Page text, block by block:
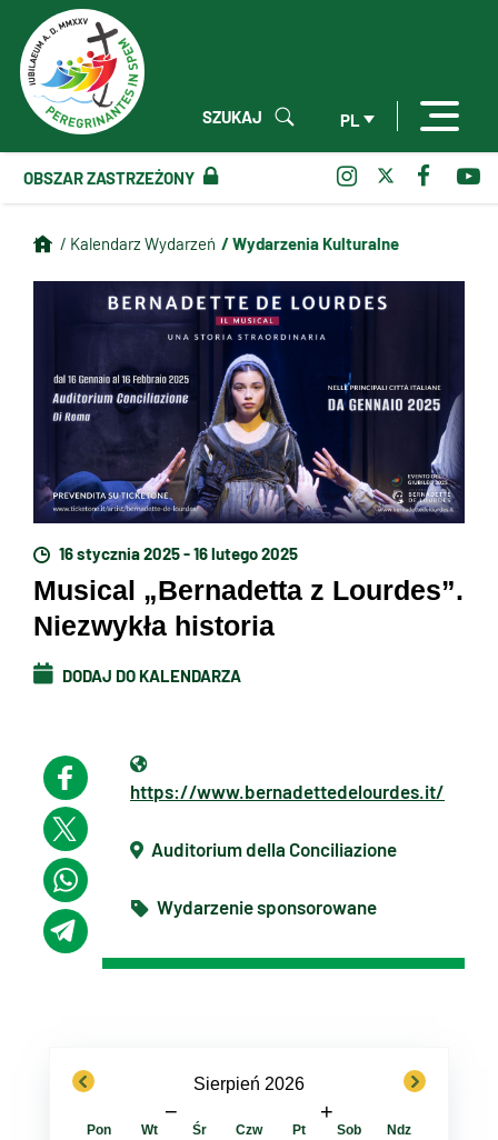
PL
SZUKAJ
OBSZAR ZASTRZEŻONY
/ Kalendarz Wydarzeń / Wydarzenia Kulturalne
16 stycznia 2025 - 16 lutego 2025
Musical „Bernadetta z Lourdes”.
Niezwykła historia
DODAJ DO KALENDARZA
https://www.bernadettedelourdes.it/
Auditorium della Conciliazione
Wydarzenie sponsorowane
previous Sierpień 2026
− +
next
Pon Wt Śr Czw Pt Sob Ndz